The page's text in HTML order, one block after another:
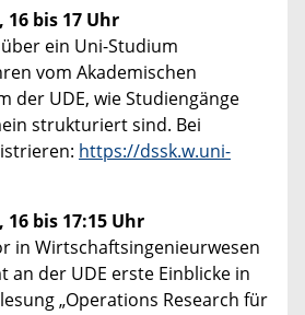
16 bis 17 Uhr
ein Uni-Studium
vom Akademischen
der UDE, wie Studiengänge
strukturiert sind. Bei
https://dssk.w.uni-
bis 17:15 Uhr
in Wirtschaftsingenieurwesen
der UDE erste Einblicke in
„Operations Research für